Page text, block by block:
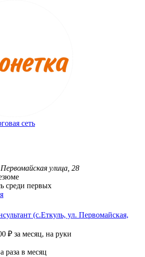
сеть
улица, 28
среди первых
(с.Еткуль, ул. Первомайская,
₽ за месяц, на руки
в месяц